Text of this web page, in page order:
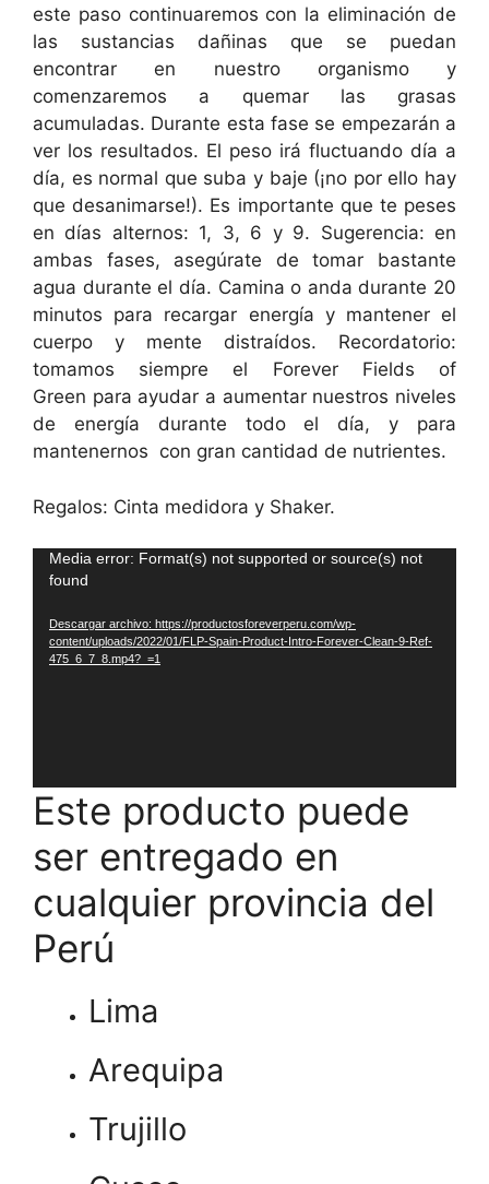
este paso continuaremos con la eliminación de
las sustancias dañinas que se puedan
encontrar en nuestro organismo y
comenzaremos a quemar las grasas
acumuladas. Durante esta fase se empezarán a
ver los resultados. El peso irá fluctuando día a
día, es normal que suba y baje (¡no por ello hay
que desanimarse!). Es importante que te peses
en días alternos: 1, 3, 6 y 9. Sugerencia: en
ambas fases, asegúrate de tomar bastante
agua durante el día. Camina o anda durante 20
minutos para recargar energía y mantener el
cuerpo y mente distraídos. Recordatorio:
tomamos siempre el Forever Fields of
Green para ayudar a aumentar nuestros niveles
de energía durante todo el día, y para
mantenernos con gran cantidad de nutrientes.
Regalos: Cinta medidora y Shaker.
Reproductor
de
vídeo
Media error: Format(s) not supported or source(s) not
found
Descargar archivo: https://productosforeverperu.com/wp-
content/uploads/2022/01/FLP-Spain-Product-Intro-Forever-Clean-9-Ref-
475_6_7_8.mp4?_=1
Este producto puede
ser entregado en
cualquier provincia del
Perú
Lima
Arequipa
Trujillo